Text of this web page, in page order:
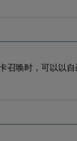
唤时，可以以